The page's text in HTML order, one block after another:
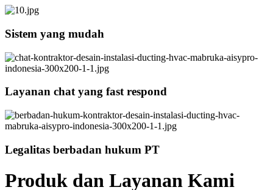
Sistem yang mudah
Layanan chat yang fast respond
Legalitas berbadan hukum PT
Produk dan Layanan Kami